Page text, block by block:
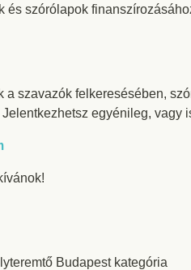
és szórólapok
szavazók felkeresésében,
egyénileg, vagy
Budapest kategória